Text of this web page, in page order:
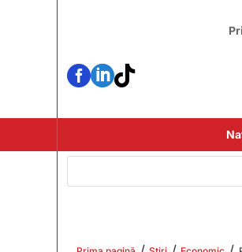
